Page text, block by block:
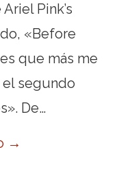
Pink’s
«Before
que más me
segundo
De…
→